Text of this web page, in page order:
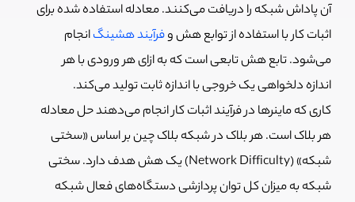
آن پاداش شبکه را دریافت می‌کنند. معادله استفاده شده برای
اثبات کار با استفاده از توابع هش وفرآیند هشینگانجام
می‌شود. تابع هش تابعی است که به ازای هر ورودی با هر
اندازه دلخواهی یک خروجی با اندازه ثابت تولید می‌کند.
کاری که ماینرها در فرآیند اثبات کار انجام می‌دهند حل معادله
هر بلاک است. هر بلاک در شبکه بلاک چین بر اساس «سختی
شبکه» (Network Difficulty) یک هش هدف دارد. سختی
شبکه به میزان کل توان پردازشی دستگاه‌های فعال شبکه